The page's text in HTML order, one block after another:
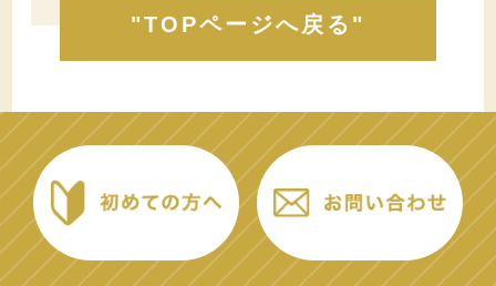
"TOPページへ戻る"